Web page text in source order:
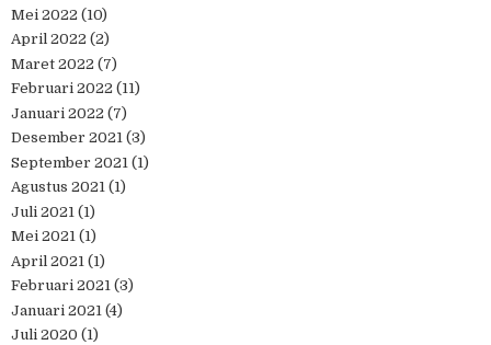
Mei 2022 (10)
April 2022 (2)
Maret 2022 (7)
Februari 2022 (11)
Januari 2022 (7)
Desember 2021 (3)
September 2021 (1)
Agustus 2021 (1)
Juli 2021 (1)
Mei 2021 (1)
April 2021 (1)
Februari 2021 (3)
Januari 2021 (4)
Juli 2020 (1)